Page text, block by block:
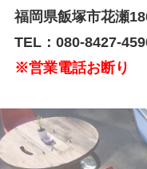
福岡県飯塚市花瀬
TEL：080-8427-
※営業電話お断り